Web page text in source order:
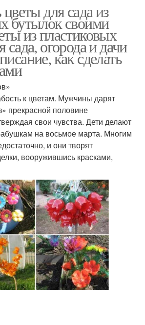
для сада из
бутылок своими
из пластиковых
огорода и дачи
как сделать
к цветам. Мужчины дарят
прекрасной половине
свои чувства. Дети делают
на восьмое марта. Многим
и они творят
вооружившись красками,